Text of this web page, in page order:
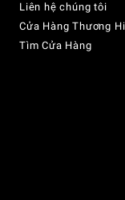
Liên hệ chúng tôi
Cửa Hàng Thương
Tìm Cửa Hàng